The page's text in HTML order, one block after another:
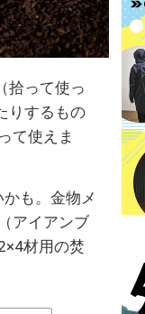
拾って使っ
りするもの
て使えま
も。金物メ
アイアンブ
材用の焚